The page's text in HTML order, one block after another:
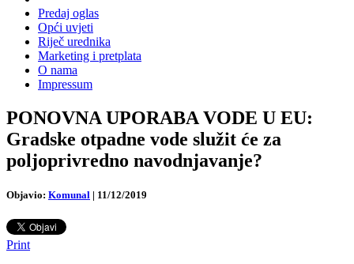
Predaj oglas
Opći uvjeti
Riječ urednika
Marketing i pretplata
O nama
Impressum
PONOVNA UPORABA VODE U EU:
Gradske otpadne vode služit će za
poljoprivredno navodnjavanje?
Objavio: Komunal | 11/12/2019
Print